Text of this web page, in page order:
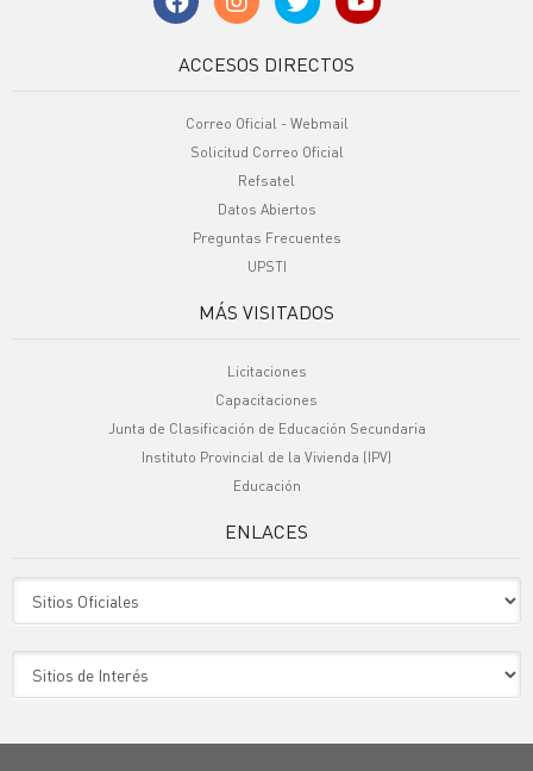
ACCESOS DIRECTOS
Correo Oficial - Webmail
Solicitud Correo Oficial
Refsatel
Datos Abiertos
Preguntas Frecuentes
UPSTI
MÁS VISITADOS
Licitaciones
Capacitaciones
Junta de Clasificación de Educación Secundaria
Instituto Provincial de la Vivienda (IPV)
Educación
ENLACES